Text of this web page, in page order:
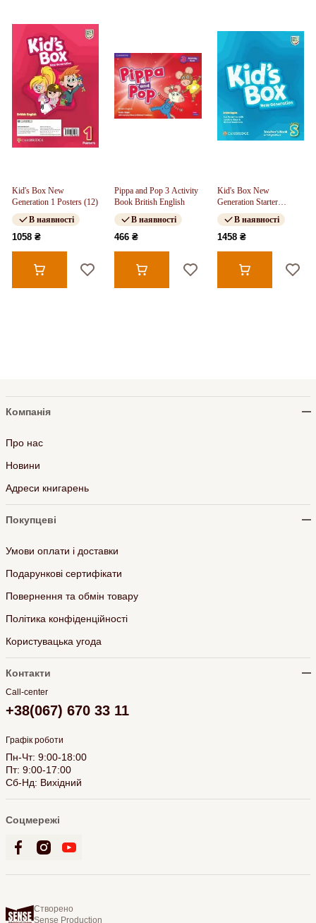
Kid's Box New
Generation 1 Posters (12)
В наявності
1058 ₴
Pippa and Pop 3 Activity
Book British English
В наявності
466 ₴
Kid's Box New
Generation Starter
Teacher's Book with
Digital Pack
В наявності
1458 ₴
Компанія
Про нас
Новини
Адреси книгарень
Покупцеві
Умови оплати і доставки
Подарункові сертифікати
Повернення та обмін товару
Політика конфіденційності
Користувацька угода
Контакти
Call-center
+38(067) 670 33 11
Графік роботи
Пн-Чт: 9:00-18:00
Пт: 9:00-17:00
Сб-Нд: Вихідний
Соцмережі
Створено
Sense Production